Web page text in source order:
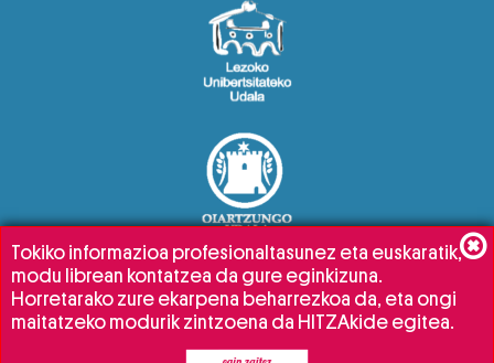
Tokiko informazioa profesionaltasunez eta euskaratik,
modu librean kontatzea da gure eginkizuna.
Horretarako zure ekarpena beharrezkoa da, eta ongi
maitatzeko modurik zintzoena da HITZAkide egitea.